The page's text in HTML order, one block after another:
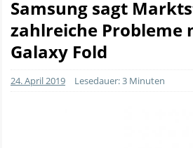
Samsung sagt
zahlreiche Probleme
Galaxy Fold
24. April 2019 Lesedauer: 3 Minuten